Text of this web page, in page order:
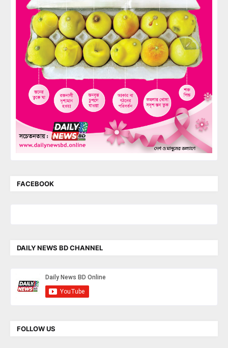
FACEBOOK
DAILY NEWS BD CHANNEL
FOLLOW US